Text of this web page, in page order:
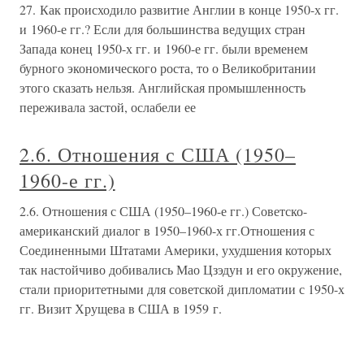
27. Как происходило развитие Англии в конце 1950-х гг.
и 1960-е гг.? Если для большинства ведущих стран
Запада конец 1950-х гг. и 1960-е гг. были временем
бурного экономического роста, то о Великобритании
этого сказать нельзя. Английская промышленность
переживала застой, ослабели ее
2.6. Отношения с США (1950–
1960-е гг.)
2.6. Отношения с США (1950–1960-е гг.) Советско-
американский диалог в 1950–1960-х гг.Отношения с
Соединенными Штатами Америки, ухудшения которых
так настойчиво добивались Мао Цзэдун и его окружение,
стали приоритетными для советской дипломатии с 1950-х
гг. Визит Хрущева в США в 1959 г.